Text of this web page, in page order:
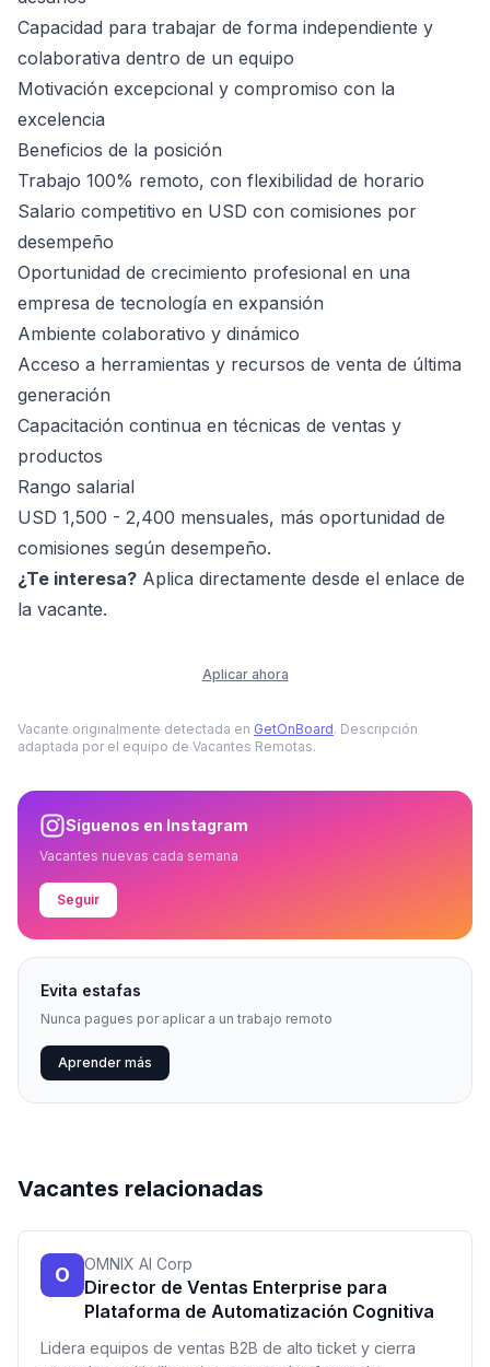
Capacidad para trabajar de forma independiente y
colaborativa dentro de un equipo
Motivación excepcional y compromiso con la
excelencia
Beneficios de la posición
Trabajo 100% remoto, con flexibilidad de horario
Salario competitivo en USD con comisiones por
desempeño
Oportunidad de crecimiento profesional en una
empresa de tecnología en expansión
Ambiente colaborativo y dinámico
Acceso a herramientas y recursos de venta de última
generación
Capacitación continua en técnicas de ventas y
productos
Rango salarial
USD 1,500 - 2,400 mensuales, más oportunidad de
comisiones según desempeño.
¿Te interesa? Aplica directamente desde el enlace de
la vacante.
Aplicar ahora
Vacante originalmente detectada en GetOnBoard. Descripción
adaptada por el equipo de Vacantes Remotas.
Síguenos en Instagram
Vacantes nuevas cada semana
Seguir
Evita estafas
Nunca pagues por aplicar a un trabajo remoto
Aprender más
Vacantes relacionadas
O OMNIX AI Corp
Director de Ventas Enterprise para
Plataforma de Automatización Cognitiva
Lidera equipos de ventas B2B de alto ticket y cierra